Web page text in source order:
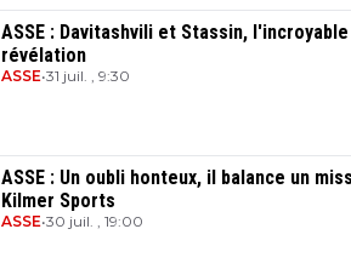
ASSE : Davitashvili et Stassin, l'incroyable
révélation
ASSE•31 juil. , 9:30
ASSE : Un oubli honteux, il balance un
Kilmer Sports
ASSE•30 juil. , 19:00